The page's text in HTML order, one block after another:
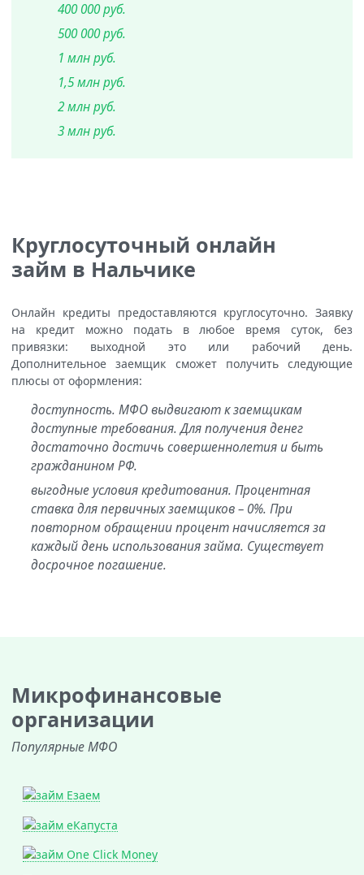
400 000 руб.
500 000 руб.
1 млн руб.
1,5 млн руб.
2 млн руб.
3 млн руб.
Круглосуточный онлайн
займ в Нальчике
Онлайн кредиты предоставляются круглосуточно. Заявку
на кредит можно подать в любое время суток, без
привязки: выходной это или рабочий день.
Дополнительное заемщик сможет получить следующие
плюсы от оформления:
доступность. МФО выдвигают к заемщикам
доступные требования. Для получения денег
достаточно достичь совершеннолетия и быть
гражданином РФ.
выгодные условия кредитования. Процентная
ставка для первичных заемщиков – 0%. При
повторном обращении процент начисляется за
каждый день использования займа. Существует
досрочное погашение.
Микрофинансовые
организации
Популярные МФО